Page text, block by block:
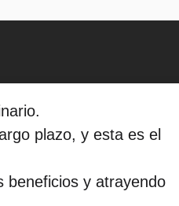
plazo, y esta es el
beneficios y atrayendo